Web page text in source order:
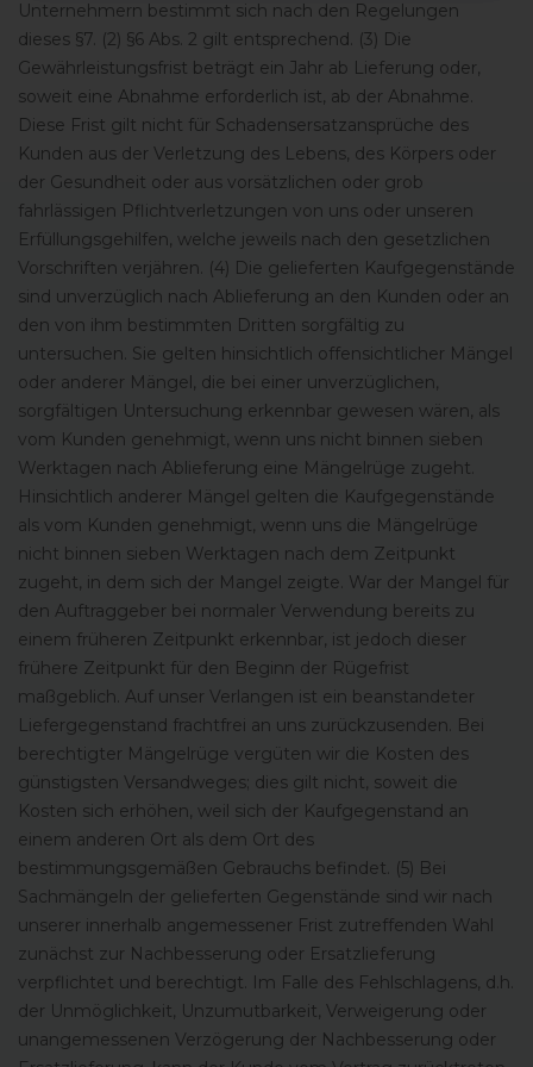
Unternehmern bestimmt sich nach den Regelungen
dieses §7. (2) §6 Abs. 2 gilt entsprechend. (3) Die
Gewährleistungsfrist beträgt ein Jahr ab Lieferung oder,
soweit eine Abnahme erforderlich ist, ab der Abnahme.
Diese Frist gilt nicht für Schadensersatzansprüche des
Kunden aus der Verletzung des Lebens, des Körpers oder
der Gesundheit oder aus vorsätzlichen oder grob
fahrlässigen Pflichtverletzungen von uns oder unseren
Erfüllungsgehilfen, welche jeweils nach den gesetzlichen
Vorschriften verjähren. (4) Die gelieferten Kaufgegenstände
sind unverzüglich nach Ablieferung an den Kunden oder an
den von ihm bestimmten Dritten sorgfältig zu
untersuchen. Sie gelten hinsichtlich offensichtlicher Mängel
oder anderer Mängel, die bei einer unverzüglichen,
sorgfältigen Untersuchung erkennbar gewesen wären, als
vom Kunden genehmigt, wenn uns nicht binnen sieben
Werktagen nach Ablieferung eine Mängelrüge zugeht.
Hinsichtlich anderer Mängel gelten die Kaufgegenstände
als vom Kunden genehmigt, wenn uns die Mängelrüge
nicht binnen sieben Werktagen nach dem Zeitpunkt
zugeht, in dem sich der Mangel zeigte. War der Mangel für
den Auftraggeber bei normaler Verwendung bereits zu
einem früheren Zeitpunkt erkennbar, ist jedoch dieser
frühere Zeitpunkt für den Beginn der Rügefrist
maßgeblich. Auf unser Verlangen ist ein beanstandeter
Liefergegenstand frachtfrei an uns zurückzusenden. Bei
berechtigter Mängelrüge vergüten wir die Kosten des
günstigsten Versandweges; dies gilt nicht, soweit die
Kosten sich erhöhen, weil sich der Kaufgegenstand an
einem anderen Ort als dem Ort des
bestimmungsgemäßen Gebrauchs befindet. (5) Bei
Sachmängeln der gelieferten Gegenstände sind wir nach
unserer innerhalb angemessener Frist zutreffenden Wahl
zunächst zur Nachbesserung oder Ersatzlieferung
verpflichtet und berechtigt. Im Falle des Fehlschlagens, d.h.
der Unmöglichkeit, Unzumutbarkeit, Verweigerung oder
unangemessenen Verzögerung der Nachbesserung oder